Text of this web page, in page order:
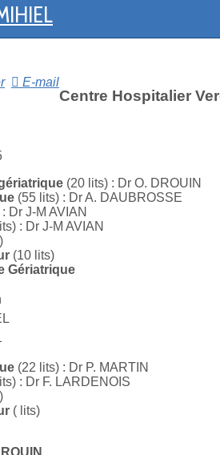
E-mail
Centre Hospitalier
(20 lits) : Dr O. DROUIN
(55 lits) : Dr A. DAUBROSSE
Dr J-M AVIAN
: Dr J-M AVIAN
(10 lits)
Gériatrique
(22 lits) : Dr P. MARTIN
: Dr F. LARDENOIS
( lits)